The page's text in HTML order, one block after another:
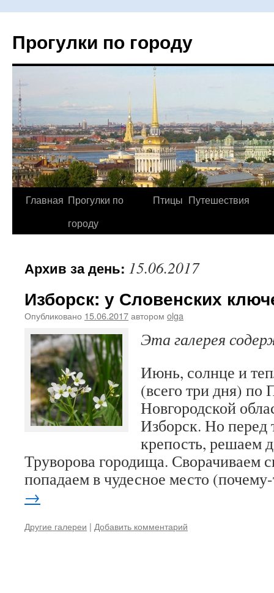
Прогулки по городу
Перейти
Главная Прогулки по
городу
Птицы Путешествия
Архив за день: 15.06.2017
Изборск: у Словенских
Опубликовано 15.06.2017автором olga
Эта галерея
Июнь, солнце и
(всего три дня) по
Новгородской
Изборск. Но перед
крепость, решаем
Труворова городища. Сворачиваем
попадаем в чудесное место
→
Другие галереи | Добавить комментарий